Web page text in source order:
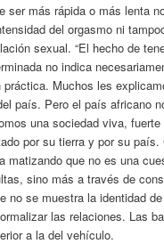
ser más rápida o más lenta
del orgasmo ni
sexual. “El hecho de
no indica
práctica. Muchos les
país. Pero el país africano
una sociedad viva, fuerte
por su tierra y por su país.
matizando que no es una
sino más a través de
no se muestra la identidad
las relaciones. Las
a la del vehículo.